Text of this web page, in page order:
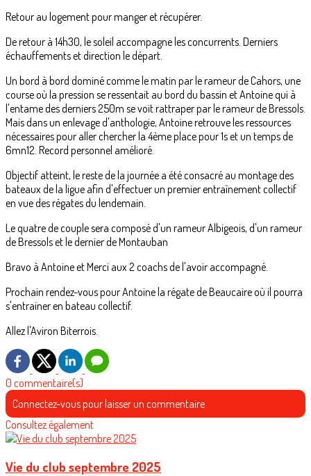
Retour au logement pour manger et récupérer.
De retour à 14h30, le soleil accompagne les concurrents. Derniers
échauffements et direction le départ.
Un bord à bord dominé comme le matin par le rameur de Cahors, une
course où la pression se ressentait au bord du bassin et Antoine qui à
l'entame des derniers 250m se voit rattraper par le rameur de Bressols.
Mais dans un enlevage d'anthologie, Antoine retrouve les ressources
nécessaires pour aller chercher la 4ème place pour 1s et un temps de
6mn12. Record personnel amélioré.
Objectif atteint, le reste de la journée a été consacré au montage des
bateaux de la ligue afin d'effectuer un premier entraînement collectif
en vue des régates du lendemain.
Le quatre de couple sera composé d'un rameur Albigeois, d'un rameur
de Bressols et le dernier de Montauban
Bravo à Antoine et Merci aux 2 coachs de l'avoir accompagné.
Prochain rendez-vous pour Antoine la régate de Beaucaire où il pourra
s'entrainer en bateau collectif.
Allez l'Aviron Biterrois.
0 commentaire(s)
Connectez-vous pour laisser un commentaire
Consultez également
Vie du club septembre 2025